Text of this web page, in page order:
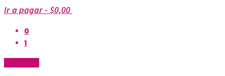
Ir a pagar- $0,00
0
1